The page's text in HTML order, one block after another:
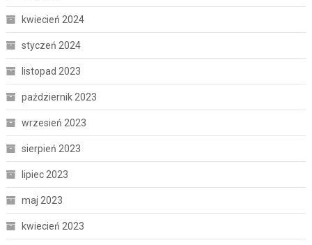
kwiecień 2024
styczeń 2024
listopad 2023
październik 2023
wrzesień 2023
sierpień 2023
lipiec 2023
maj 2023
kwiecień 2023